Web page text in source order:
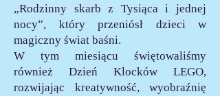
„Rodzinny skarb z Tysiąca i jednej
nocy”, który przeniósł dzieci w
magiczny świat baśni.
W tym miesiącu świętowaliśmy
również Dzień Klocków LEGO,
rozwijając kreatywność, wyobraźnię